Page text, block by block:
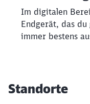
Im digitalen
Endgerät, das
immer bestens
Standorte